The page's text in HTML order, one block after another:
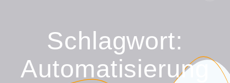
Schlagwort:
Automatisierung